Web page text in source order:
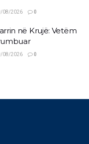
08/2026 0
në Krujë: Vetëm
08/2026 0